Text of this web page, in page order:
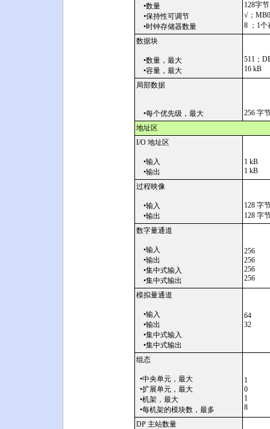
•数量
•保持性可调节
•时钟存储器数量
128字节
√；
8 ；1
数据块
•数量，最大
•容量，最大
511；
16 kB
局部数据
•每个优先级，最大
256 字
地址区
I/O 地址区
•输入
•输出
1 kB
1 kB
过程映像
•输入
•输出
128 字
128 字
数字量通道
•输入
•输出
•集中式输入
•集中式输出
256
256
256
256
模拟量通道
•输入
•输出
•集中式输入
•集中式输出
64
32
组态
•中央单元，最大
•扩展单元，最大
•机架，最大
•每机架的模块数，最多
1
0
1
8
DP 主站数量